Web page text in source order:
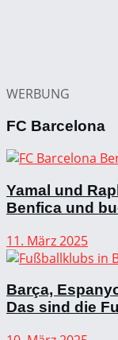
WERBUNG
FC Barcelona
Yamal und
Benfica und
11. März 2025
Barça,
Das sind die